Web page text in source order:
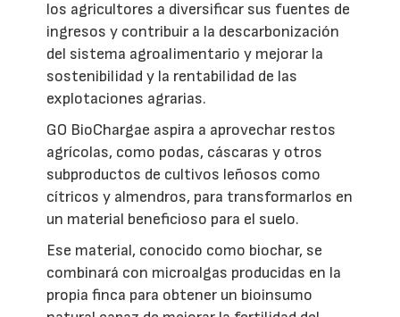
los agricultores a diversificar sus fuentes de
ingresos y contribuir a la descarbonización
del sistema agroalimentario y mejorar la
sostenibilidad y la rentabilidad de las
explotaciones agrarias.
GO BioChargae aspira a aprovechar restos
agrícolas, como podas, cáscaras y otros
subproductos de cultivos leñosos como
cítricos y almendros, para transformarlos en
un material beneficioso para el suelo.
Ese material, conocido como biochar, se
combinará con microalgas producidas en la
propia finca para obtener un bioinsumo